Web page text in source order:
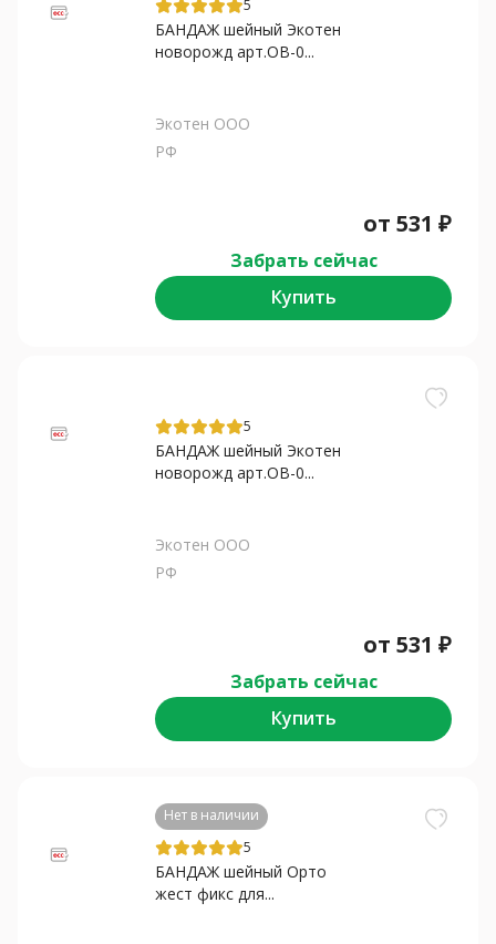
5
БАНДАЖ шейный Экотен
новорожд арт.ОВ-0...
Экотен ООО
РФ
от 531 ₽
Забрать сейчас
Купить
5
БАНДАЖ шейный Экотен
новорожд арт.ОВ-0...
Экотен ООО
РФ
от 531 ₽
Забрать сейчас
Купить
Нет в наличии
5
БАНДАЖ шейный Орто
жест фикс для...